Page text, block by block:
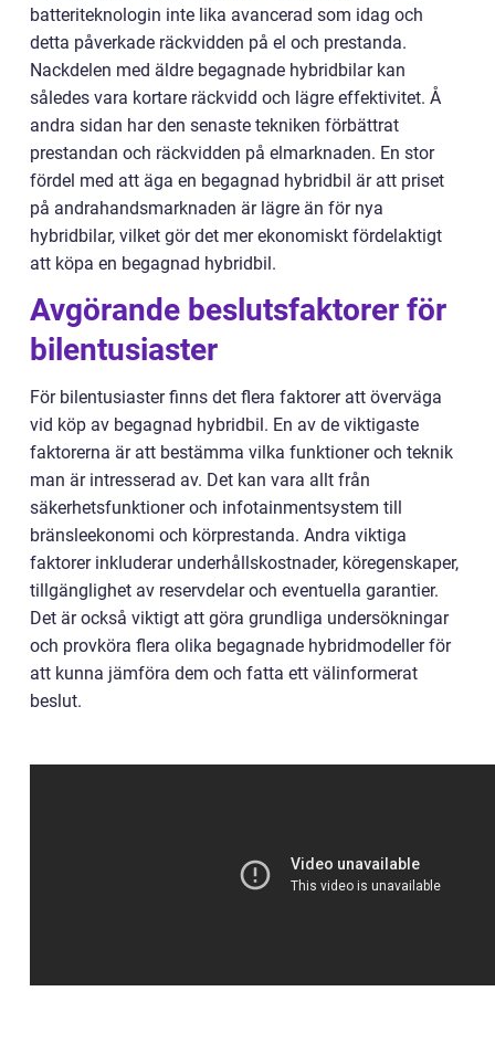
batteriteknologin inte lika avancerad som idag och
detta påverkade räckvidden på el och prestanda.
Nackdelen med äldre begagnade hybridbilar kan
således vara kortare räckvidd och lägre effektivitet. Å
andra sidan har den senaste tekniken förbättrat
prestandan och räckvidden på elmarknaden. En stor
fördel med att äga en begagnad hybridbil är att priset
på andrahandsmarknaden är lägre än för nya
hybridbilar, vilket gör det mer ekonomiskt fördelaktigt
att köpa en begagnad hybridbil.
Avgörande beslutsfaktorer för
bilentusiaster
För bilentusiaster finns det flera faktorer att överväga
vid köp av begagnad hybridbil. En av de viktigaste
faktorerna är att bestämma vilka funktioner och teknik
man är intresserad av. Det kan vara allt från
säkerhetsfunktioner och infotainmentsystem till
bränsleekonomi och körprestanda. Andra viktiga
faktorer inkluderar underhållskostnader, köregenskaper,
tillgänglighet av reservdelar och eventuella garantier.
Det är också viktigt att göra grundliga undersökningar
och provköra flera olika begagnade hybridmodeller för
att kunna jämföra dem och fatta ett välinformerat
beslut.